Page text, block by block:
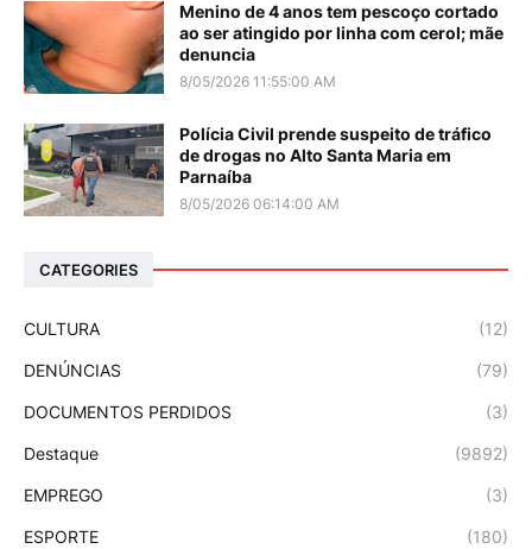
Menino de 4 anos tem pescoço cortado
ao ser atingido por linha com cerol; mãe
denuncia
8/05/2026 11:55:00 AM
Polícia Civil prende suspeito de tráfico
de drogas no Alto Santa Maria em
Parnaíba
8/05/2026 06:14:00 AM
CATEGORIES
CULTURA (12)
DENÚNCIAS (79)
DOCUMENTOS PERDIDOS (3)
Destaque (9892)
EMPREGO (3)
ESPORTE (180)